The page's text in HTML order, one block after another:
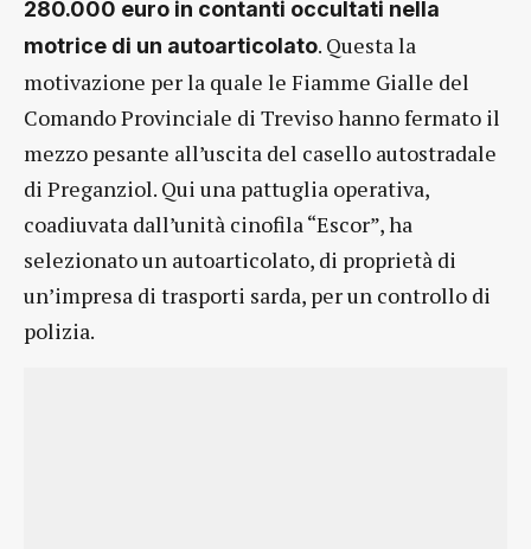
280.000 euro in contanti occultati nella
motrice di un autoarticolato. Questa la
motivazione per la quale le Fiamme Gialle del
Comando Provinciale di Treviso hanno fermato il
mezzo pesante all’uscita del casello autostradale
di Preganziol. Qui una pattuglia operativa,
coadiuvata dall’unità cinofila “Escor”, ha
selezionato un autoarticolato, di proprietà di
un’impresa di trasporti sarda, per un controllo di
polizia.